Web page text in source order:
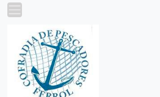
Pasar al contenido principal